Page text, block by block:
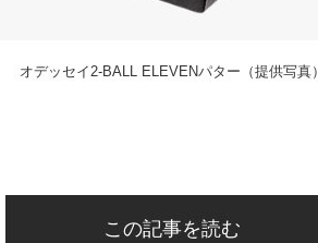
オデッセイ2-BALL ELEVENパター（提供写真）
この記事を読む